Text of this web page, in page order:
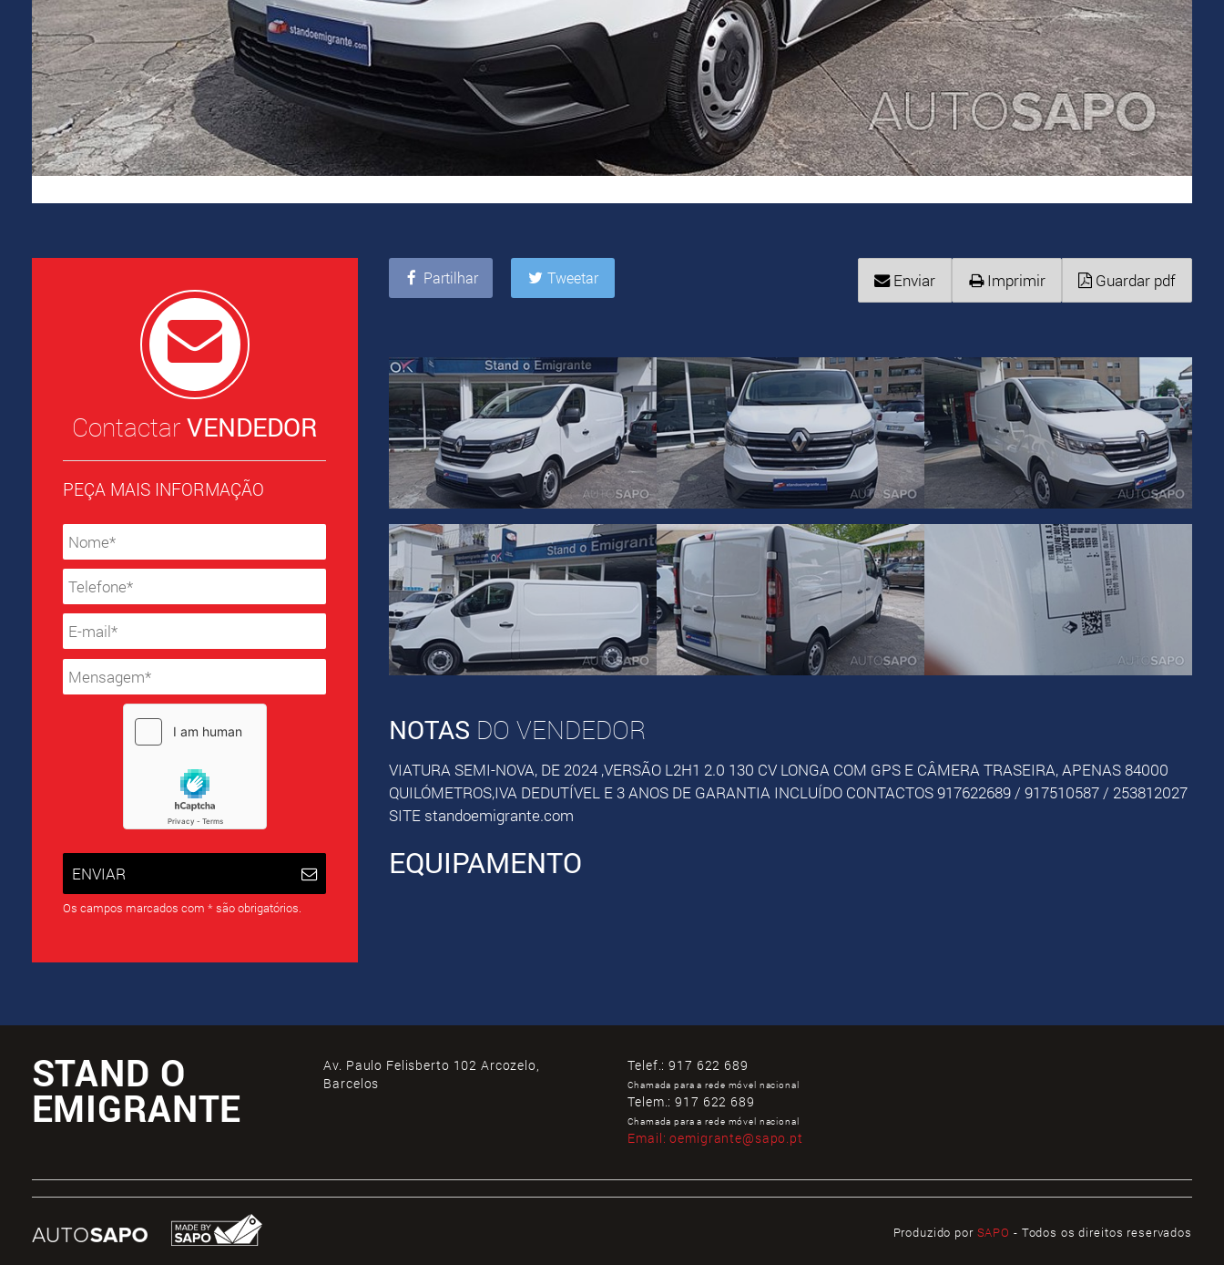
ContactarVENDEDOR
PEÇA MAIS INFORMAÇÃO
ENVIAR
Os campos marcados com * são obrigatórios.
Partilhar Tweetar Enviar Imprimir Guardar pdf
NOTAS DO VENDEDOR
VIATURA SEMI-NOVA, DE 2024 ,VERSÃO L2H1 2.0 130 CV LONGA COM GPS E CÂMERA TRASEIRA, APENAS 84000
QUILÓMETROS,IVA DEDUTÍVEL E 3 ANOS DE GARANTIA INCLUÍDO CONTACTOS 917622689 / 917510587 / 253812027
SITE standoemigrante.com
EQUIPAMENTO
STAND O
EMIGRANTE
Av. Paulo Felisberto 102 Arcozelo,
Barcelos
Telef.:917 622 689
Chamada para a rede móvel nacional
Telem.:917 622 689
Chamada para a rede móvel nacional
Email:oemigrante@sapo.pt
Produzido por SAPO - Todos os direitos reservados